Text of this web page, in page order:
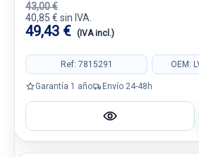
43,00 €
40,85 € sin IVA.
49,43 € (IVA incl.)
Ref: 7815291 OEM:
Garantía 1 año Envío 24-48h